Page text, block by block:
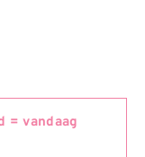
=vandaag